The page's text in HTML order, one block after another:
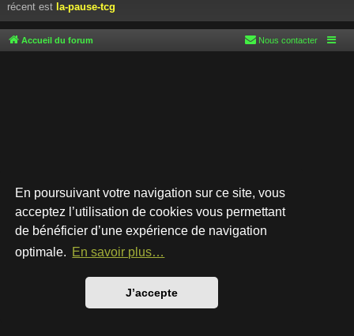
En poursuivant votre navigation sur ce site, vous
acceptez l’utilisation de cookies vous permettant
de bénéficier d’une expérience de navigation
optimale. En savoir plus…
J’accepte
récent est la-pause-tcg
Accueil du forum Nous contacter
Développé parphpBB® Forum Software © phpBB Limited
Style par
Traduction française officielle